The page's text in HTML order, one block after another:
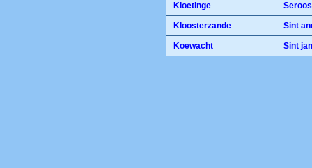
Kloetinge
Kloosterzande Sint
Koewacht Sint